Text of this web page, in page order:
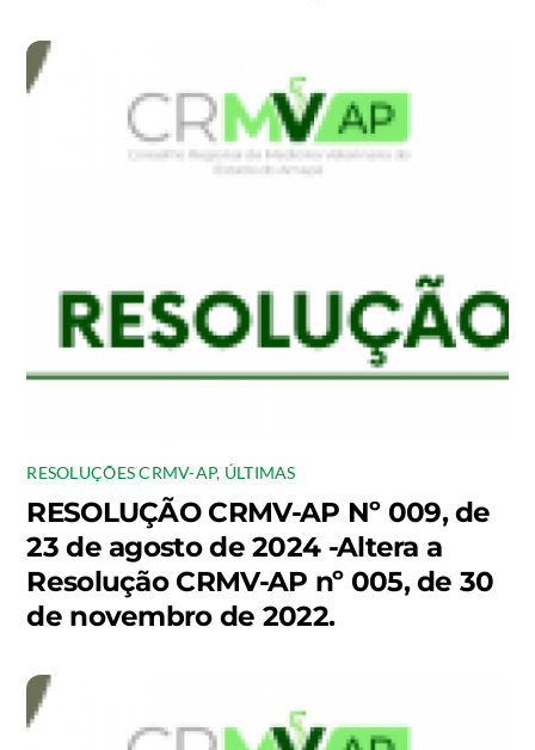
RESOLUÇÕES CRMV-AP, ÚLTIMAS
RESOLUÇÃO CRMV-AP Nº 009, de
23 de agosto de 2024 -Altera a
Resolução CRMV-AP nº 005, de 30
de novembro de 2022.